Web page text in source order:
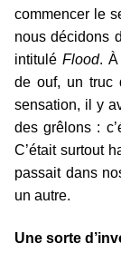
commencer le
nous décidons
intitulé Flood. À
de ouf, un truc
sensation, il y
des grêlons :
C’était surtout
passait dans
un autre.
Une sorte